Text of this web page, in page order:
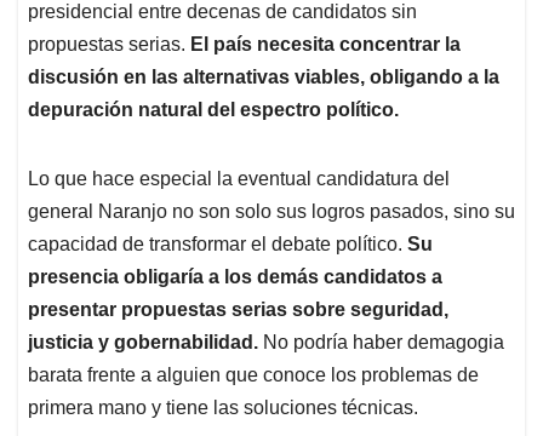
presidencial entre decenas de candidatos sin
propuestas serias. El país necesita concentrar la
discusión en las alternativas viables, obligando a la
depuración natural del espectro político.
Lo que hace especial la eventual candidatura del
general Naranjo no son solo sus logros pasados, sino su
capacidad de transformar el debate político. Su
presencia obligaría a los demás candidatos a
presentar propuestas serias sobre seguridad,
justicia y gobernabilidad. No podría haber demagogia
barata frente a alguien que conoce los problemas de
primera mano y tiene las soluciones técnicas.